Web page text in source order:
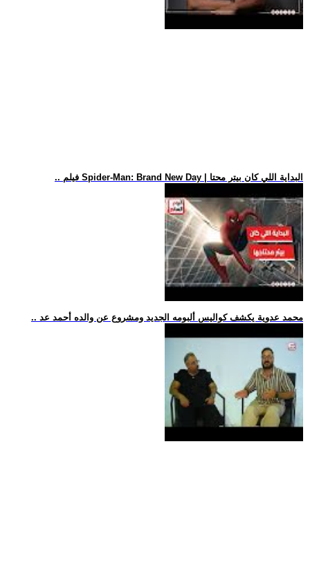
.. فيلم Spider-Man: Brand New Day | البداية اللي كان بيتر محتا
.. محمد عدوية يكشف كواليس ألبومه الجديد ومشروع عن والده أحمد عد